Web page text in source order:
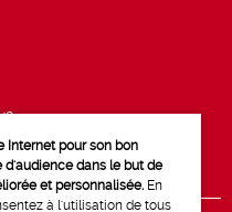
Internet pour son bon
dans le but de
et personnalisée. En
à l'utilisation de tous